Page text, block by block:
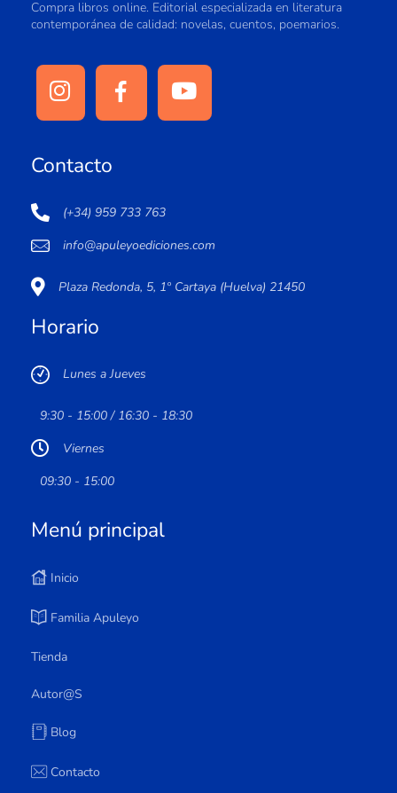
Compra libros online. Editorial especializada en literatura
contemporánea de calidad: novelas, cuentos, poemarios.
Contacto
(+34) 959 733 763
info@apuleyoediciones.com
Plaza Redonda, 5, 1º Cartaya (Huelva) 21450
Horario
Lunes a Jueves
9:30 - 15:00 / 16:30 - 18:30
Viernes
09:30 - 15:00
Menú principal
Inicio
Familia Apuleyo
Tienda
Autor@s
Blog
Contacto